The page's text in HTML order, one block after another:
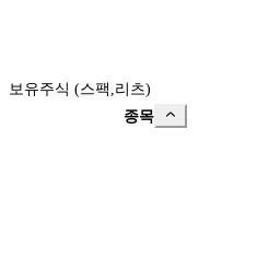
보유주식 (스팩,리츠)
종목